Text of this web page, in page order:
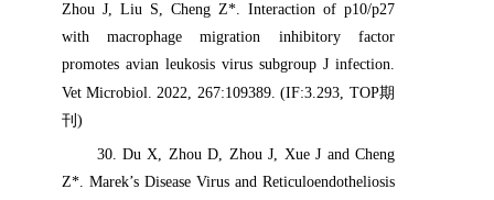
Zhou J, Liu S, Cheng Z*. Interaction of p10/p27
with macrophage migration inhibitory factor
promotes avian leukosis virus subgroup J infection.
Vet Microbiol. 2022, 267:109389. (IF:3.293, TOP期
刊 )
30. Du X, Zhou D, Zhou J, Xue J and Cheng
Z*. Marek’s Disease Virus and Reticuloendotheliosis